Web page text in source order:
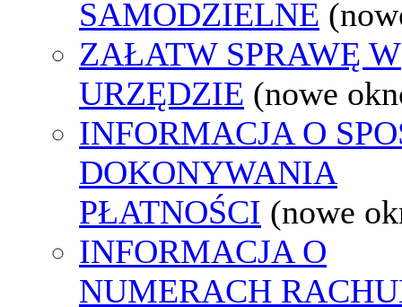
SAMODZIELNE
ZAŁATW SPRAWĘ W
URZĘDZIE (nowe
INFORMACJA O
DOKONYWANIA
PŁATNOŚCI (nowe
INFORMACJA O
NUMERACH